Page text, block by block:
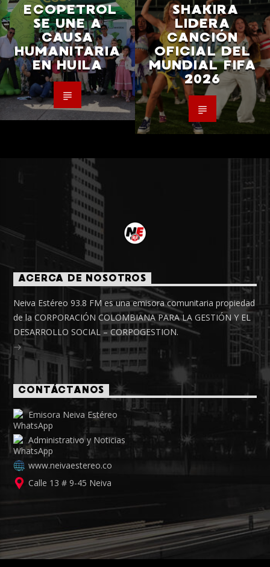
ECOPETROL
SE UNE A
CAUSA
HUMANITARIA
EN HUILA
SHAKIRA
LIDERA
CANCIÓN
OFICIAL DEL
MUNDIAL FIFA
2026
ACERCA DE NOSOTROS
Neiva Estéreo 93.8 FM es una emisora comunitaria propiedad
de la CORPORACIÓN COLOMBIANA PARA LA GESTIÓN Y EL
DESARROLLO SOCIAL – CORPOGESTION.
CONTÁCTANOS
Emisora Neiva Estéreo
Administrativo y Noticias
www.neivaestereo.co
Calle 13 # 9-45 Neiva